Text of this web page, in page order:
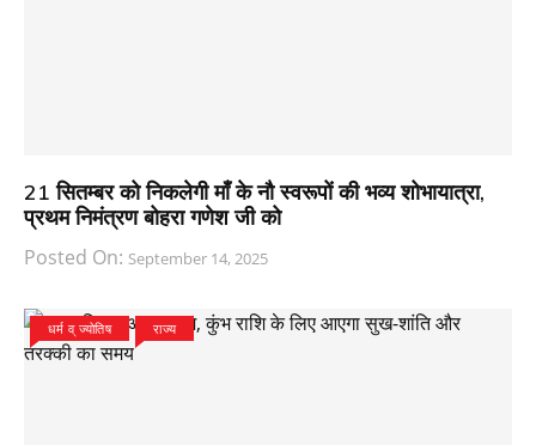
21 सितम्बर को निकलेगी माँ के नौ स्वरूपों की भव्य शोभायात्रा,
प्रथम निमंत्रण बोहरा गणेश जी को
Posted On: September 14, 2025
धर्म व् ज्योतिष राज्य